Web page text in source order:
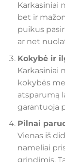
Karkasiniai
bet ir
puikus
ar net
Kokybė ir
Karkasiniai
kokybės
atsparumą
garantuoja
Pilnai
Vienas iš
nameliai
grindimis.